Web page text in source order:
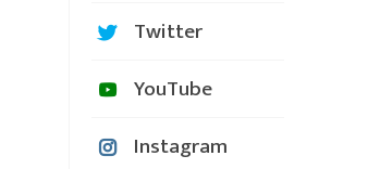
Twitter
YouTube
Instagram